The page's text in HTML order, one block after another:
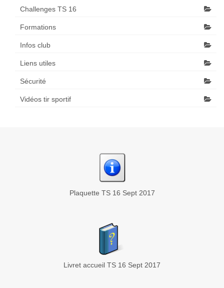
Challenges TS 16
Formations
Infos club
Liens utiles
Sécurité
Vidéos tir sportif
Plaquette TS 16 Sept 2017
Livret accueil TS 16 Sept 2017